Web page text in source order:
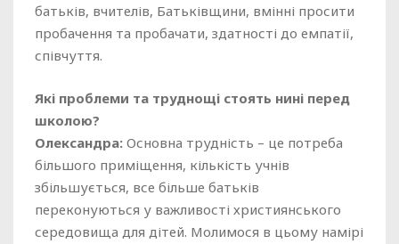
батьків, вчителів, Батьківщини, вмінні просити
пробачення та пробачати, здатності до емпатії,
співчуття.
Які проблеми та труднощі стоять нині перед
школою?
Олександра: Основна трудність – це потреба
більшого приміщення, кількість учнів
збільшується, все більше батьків
переконуються у важливості християнського
середовища для дітей. Молимося в цьому намірі